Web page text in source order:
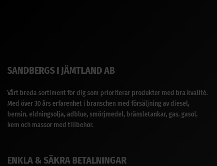
SANDBERGS I JÄMTLAND AB
Vårt breda sortiment för dig som prioriterar produkter med bra kvalité.
Med över 30 års erfarenhet i branschen med försäljning av diesel,
bensin, eldningsolja, adblue, smörjmedel, bränsletankar, gas, gasol,
kem och massor med tillbehör.
ENKLA & SÄKRA BETALNINGAR